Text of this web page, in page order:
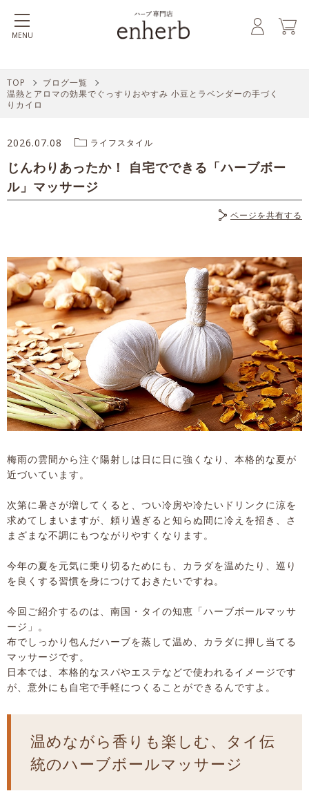
MENU
TOP
ブログ一覧
温熱とアロマの効果でぐっすりおやすみ 小豆とラベンダーの手づく
りカイロ
2026.07.08 ライフスタイル
じんわりあったか！ 自宅でできる「ハーブボー
ル」マッサージ
ページを共有する
梅雨の雲間から注ぐ陽射しは日に日に強くなり、本格的な夏が
近づいています。
次第に暑さが増してくると、つい冷房や冷たいドリンクに涼を
求めてしまいますが、頼り過ぎると知らぬ間に冷えを招き、さ
まざまな不調にもつながりやすくなります。
今年の夏を元気に乗り切るためにも、カラダを温めたり、巡り
を良くする習慣を身につけておきたいですね。
今回ご紹介するのは、南国・タイの知恵「ハーブボールマッサ
ージ」。
布でしっかり包んだハーブを蒸して温め、カラダに押し当てる
マッサージです。
日本では、本格的なスパやエステなどで使われるイメージです
が、意外にも自宅で手軽につくることができるんですよ。
温めながら香りも楽しむ、タイ伝
統のハーブボールマッサージ